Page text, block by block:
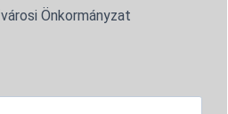
Önkormányzat